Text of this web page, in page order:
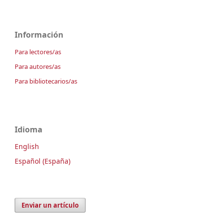
Información
Para lectores/as
Para autores/as
Para bibliotecarios/as
Idioma
English
Español (España)
Enviar un artículo